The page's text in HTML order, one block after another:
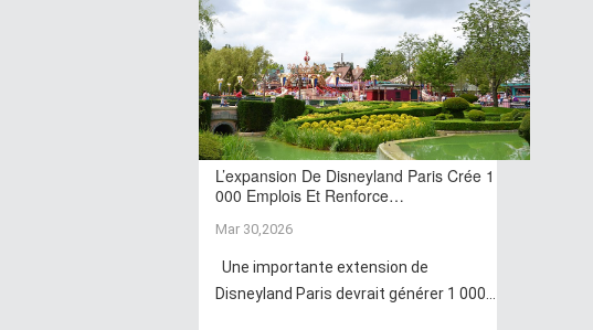
L’expansion De Disneyland Paris Crée 1
000 Emplois Et Renforce…
Mar 30,2026
Une importante extension de
Disneyland Paris devrait générer 1 000...